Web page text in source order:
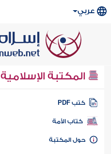
عربي
المكتبة الإسلامية
كتب PDF
كتاب الأمة